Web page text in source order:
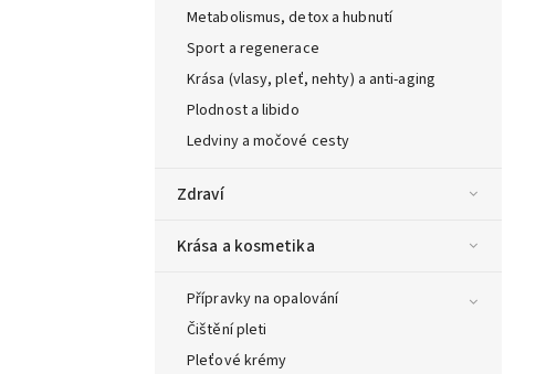
Metabolismus, detox a hubnutí
Sport a regenerace
Krása (vlasy, pleť, nehty) a anti-aging
Plodnost a libido
Ledviny a močové cesty
Zdraví
Krása a kosmetika
Přípravky na opalování
Čištění pleti
Pleťové krémy